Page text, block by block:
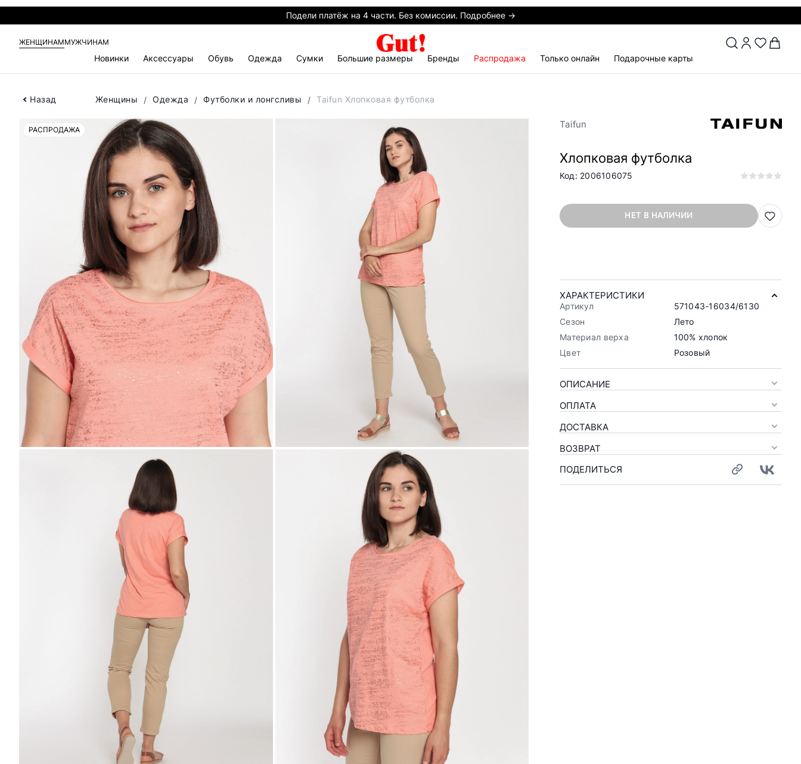
Подели платёж на 4 части. Без комиссии. Подробнее →
ЖЕНЩИНАММУЖЧИНАМ
Новинки Аксессуары Обувь Одежда Сумки Большие размеры Бренды Распродажа Только онлайн Подарочные карты
Назад Женщины Одежда Футболки и лонгсливы Taifun Хлопковая футболка
РАСПРОДАЖА Taifun
Хлопковая футболка
Код: 2006106075
НЕТ В НАЛИЧИИ
ХАРАКТЕРИСТИКИ
Артикул
571043-16034/6130
Сезон
Лето
Материал верха
100% хлопок
Цвет
Розовый
ОПИСАНИЕ
ОПЛАТА
ДОСТАВКА
ВОЗВРАТ
ПОДЕЛИТЬСЯ